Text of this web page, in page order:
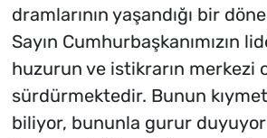
dramlarının yaşandığı bir
Sayın Cumhurbaşkanımızın
huzurun ve istikrarın merkezi
sürdürmektedir. Bunun
biliyor, bununla gurur